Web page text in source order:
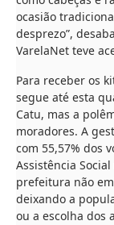
ocasião
desprezo”,
VarelaNet teve
Para receber os
segue até esta
Catu, mas a
moradores. A
com 55,57% dos
Assistência
prefeitura não
deixando a
ou a escolha dos